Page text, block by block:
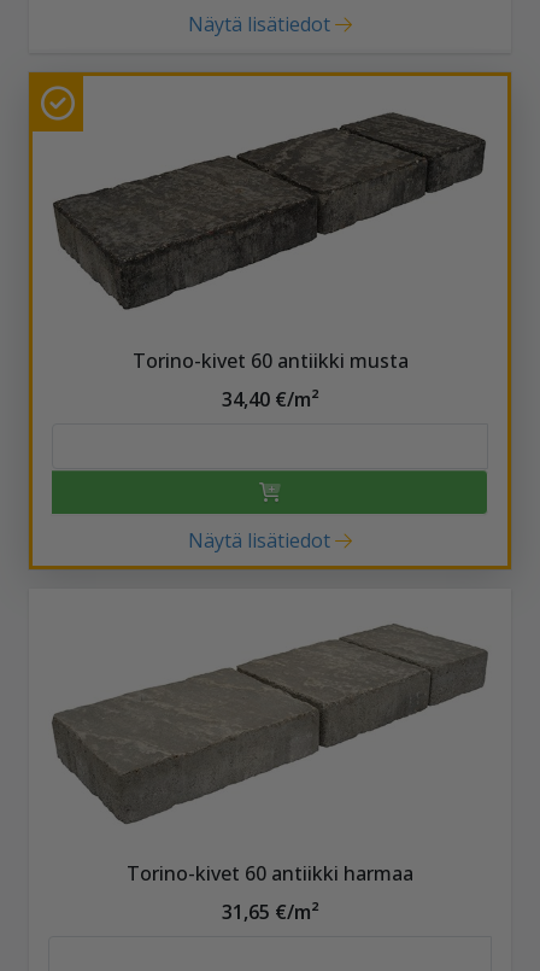
Näytä lisätiedot
Torino-kivet 60 antiikki musta
34,40 €/m²
Näytä lisätiedot
Torino-kivet 60 antiikki harmaa
31,65 €/m²